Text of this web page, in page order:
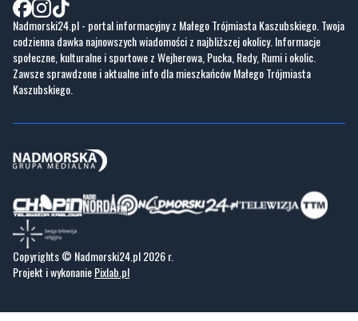
Nadmorski24.pl - portal informacyjny z Małego Trójmiasta Kaszubskiego. Twoja
codzienna dawka najnowszych wiadomości z najbliższej okolicy. Informacje
społeczne, kulturalne i sportowe z Wejherowa, Pucka, Redy, Rumi i okolic.
Zawsze sprawdzone i aktualne info dla mieszkańców Małego Trójmiasta
Kaszubskiego.
Copyrights © Nadmorski24.pl 2026 r.
Projekt i wykonaniePixlab.pl